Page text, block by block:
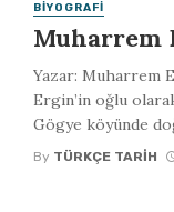
BIYOGRAFI
Muharrem
Yazar: Muharrem
Ergin’in oğlu
Gögye köyünde
By TÜRKÇE TARIH